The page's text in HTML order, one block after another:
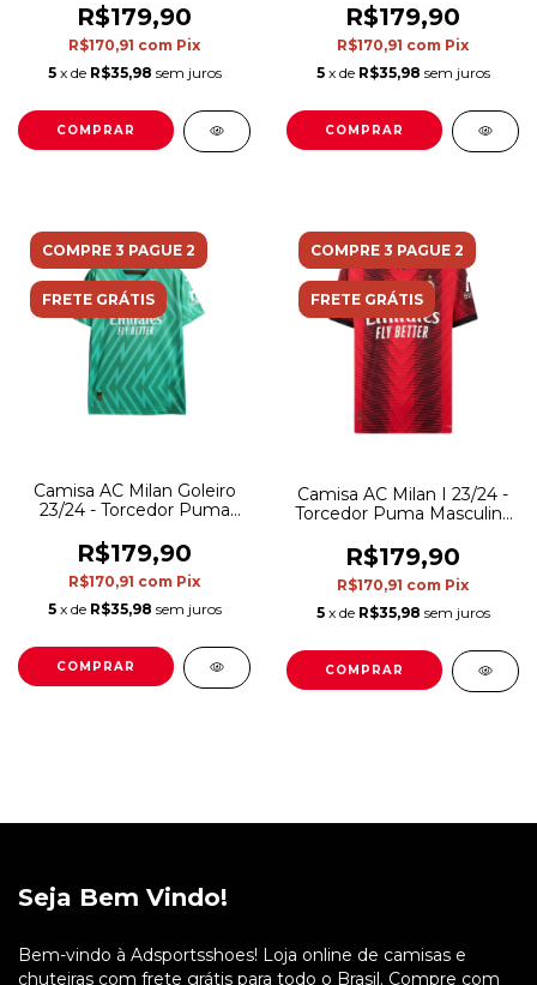
detalhes em amarelo e
preto
R$179,90
R$170,91 com Pix
5 x de R$35,98 sem juros
COMPRAR
preta
R$179,90
R$170,91 com Pix
5 x de R$35,98 sem juros
COMPRAR
COMPRE 3 PAGUE 2
FRETE GRÁTIS
Camisa AC Milan Goleiro
23/24 - Torcedor Puma
R$179,90
R$170,91 com Pix
5 x de R$35,98 sem juros
COMPRAR
COMPRE 3 PAGUE 2
FRETE GRÁTIS
Camisa AC Milan I 23/24 -
Torcedor Puma Masculina
R$179,90
R$170,91 com Pix
5 x de R$35,98 sem juros
COMPRAR
Seja Bem Vindo!
Bem-vindo à Adsportsshoes! Loja online de camisas e
chuteiras com frete grátis para todo o Brasil. Compre com